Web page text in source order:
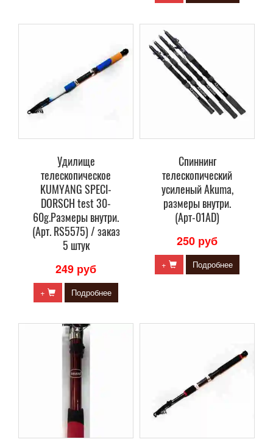
Удилище
телескопическое
KUMYANG SPECI-
DORSCH test 30-
60g.Размеры внутри.
(Арт. RS5575) / заказ
5 штук
249 руб
+ Подробнее
Спиннинг
телескопический
усиленый Akuma,
размеры внутри.
(Арт-01AD)
250 руб
+ Подробнее